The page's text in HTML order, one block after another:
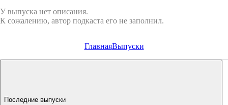
У выпуска нет описания.
К сожалению, автор подкаста его не заполнил.
ГлавнаяВыпуски
Последние выпуски